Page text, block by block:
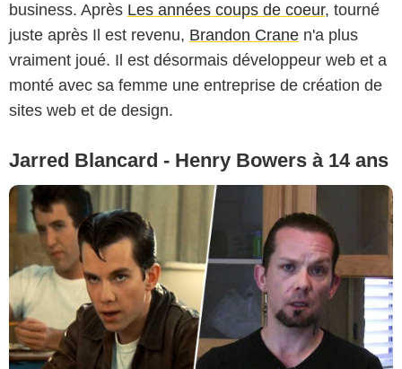
business. Après Les années coups de coeur, tourné
juste après Il est revenu, Brandon Crane n'a plus
vraiment joué. Il est désormais développeur web et a
monté avec sa femme une entreprise de création de
sites web et de design.
Jarred Blancard - Henry Bowers à 14 ans